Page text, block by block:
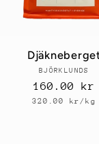
BJÖRKLUNDS
Ordinarie
pris
160.00 kr
Enhetspris
320.00 kr/kg